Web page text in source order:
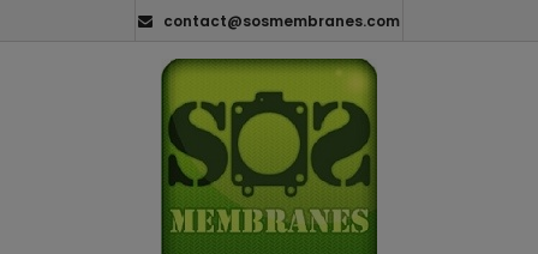
contact@sosmembranes.com